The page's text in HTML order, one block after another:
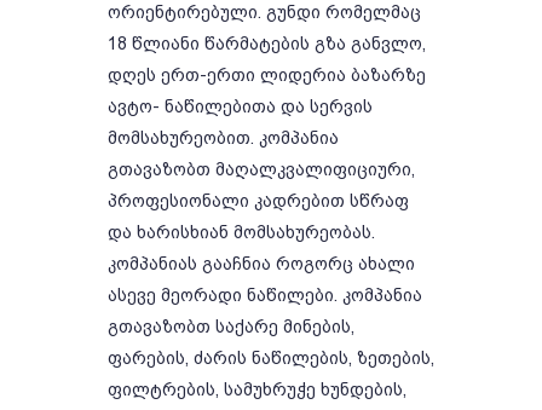
ორიენტირებული. გუნდი რომელმაც
18 წლიანი წარმატების გზა განვლო,
დღეს ერთ-ერთი ლიდერია ბაზარზე
ავტო- ნაწილებითა და სერვის
მომსახურეობით. კომპანია
გთავაზობთ მაღალკვალიფიციური,
პროფესიონალი კადრებით სწრაფ
და ხარისხიან მომსახურეობას.
კომპანიას გააჩნია როგორც ახალი
ასევე მეორადი ნაწილები. კომპანია
გთავაზობთ საქარე მინების,
ფარების, ძარის ნაწილების, ზეთების,
ფილტრების, სამუხრუჭე ხუნდების,